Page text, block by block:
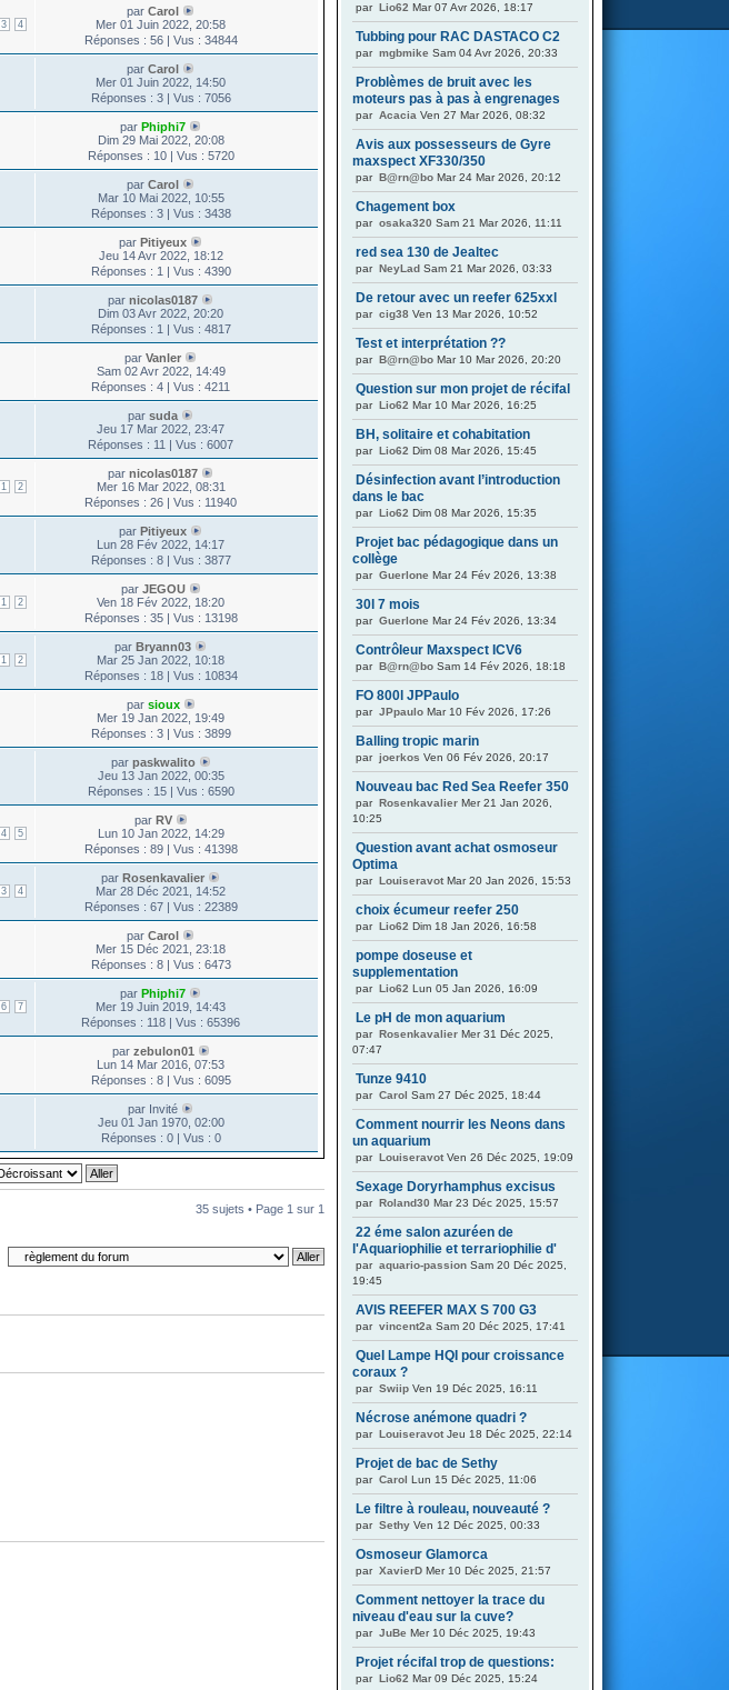
3 4
parCarol
Mer 01 Juin 2022, 20:58
Réponses : 56 | Vus : 34844
parCarol
Mer 01 Juin 2022, 14:50
Réponses : 3 | Vus : 7056
parPhiphi7
Dim 29 Mai 2022, 20:08
Réponses : 10 | Vus : 5720
parCarol
Mar 10 Mai 2022, 10:55
Réponses : 3 | Vus : 3438
parPitiyeux
Jeu 14 Avr 2022, 18:12
Réponses : 1 | Vus : 4390
parnicolas0187
Dim 03 Avr 2022, 20:20
Réponses : 1 | Vus : 4817
parVanler
Sam 02 Avr 2022, 14:49
Réponses : 4 | Vus : 4211
parsuda
Jeu 17 Mar 2022, 23:47
Réponses : 11 | Vus : 6007
1 2
parnicolas0187
Mer 16 Mar 2022, 08:31
Réponses : 26 | Vus : 11940
parPitiyeux
Lun 28 Fév 2022, 14:17
Réponses : 8 | Vus : 3877
1 2
par JEGOU
Ven 18 Fév 2022, 18:20
Réponses : 35 | Vus : 13198
1 2
parBryann03
Mar 25 Jan 2022, 10:18
Réponses : 18 | Vus : 10834
par sioux
Mer 19 Jan 2022, 19:49
Réponses : 3 | Vus : 3899
par paskwalito
Jeu 13 Jan 2022, 00:35
Réponses : 15 | Vus : 6590
4 5
par RV
Lun 10 Jan 2022, 14:29
Réponses : 89 | Vus : 41398
3 4
parRosenkavalier
Mar 28 Déc 2021, 14:52
Réponses : 67 | Vus : 22389
parCarol
Mer 15 Déc 2021, 23:18
Réponses : 8 | Vus : 6473
6 7
parPhiphi7
Mer 19 Juin 2019, 14:43
Réponses : 118 | Vus : 65396
par zebulon01
Lun 14 Mar 2016, 07:53
Réponses : 8 | Vus : 6095
par Invité
Jeu 01 Jan 1970, 02:00
Réponses : 0 | Vus : 0
35 sujets • Page 1 sur 1
par Lio62 Mar 07 Avr 2026, 18:17
Tubbing pour RAC DASTACO C2
par mgbmike Sam 04 Avr 2026, 20:33
Problèmes de bruit avec les
moteurs pas à pas à engrenages
par Acacia Ven 27 Mar 2026, 08:32
Avis aux possesseurs de Gyre
maxspect XF330/350
par B@rn@bo Mar 24 Mar 2026, 20:12
Chagement box
par osaka320 Sam 21 Mar 2026, 11:11
red sea 130 de Jealtec
par NeyLad Sam 21 Mar 2026, 03:33
De retour avec un reefer 625xxl
par cig38 Ven 13 Mar 2026, 10:52
Test et interprétation ??
par B@rn@bo Mar 10 Mar 2026, 20:20
Question sur mon projet de récifal
par Lio62 Mar 10 Mar 2026, 16:25
BH, solitaire et cohabitation
par Lio62 Dim 08 Mar 2026, 15:45
Désinfection avant l’introduction
dans le bac
par Lio62 Dim 08 Mar 2026, 15:35
Projet bac pédagogique dans un
collège
par Guerlone Mar 24 Fév 2026, 13:38
30l 7 mois
par Guerlone Mar 24 Fév 2026, 13:34
Contrôleur Maxspect ICV6
par B@rn@bo Sam 14 Fév 2026, 18:18
FO 800l JPPaulo
par JPpaulo Mar 10 Fév 2026, 17:26
Balling tropic marin
par joerkos Ven 06 Fév 2026, 20:17
Nouveau bac Red Sea Reefer 350
par Rosenkavalier Mer 21 Jan 2026,
10:25
Question avant achat osmoseur
Optima
par Louiseravot Mar 20 Jan 2026, 15:53
choix écumeur reefer 250
par Lio62 Dim 18 Jan 2026, 16:58
pompe doseuse et
supplementation
par Lio62 Lun 05 Jan 2026, 16:09
Le pH de mon aquarium
par Rosenkavalier Mer 31 Déc 2025,
07:47
Tunze 9410
par Carol Sam 27 Déc 2025, 18:44
Comment nourrir les Neons dans
un aquarium
par Louiseravot Ven 26 Déc 2025, 19:09
Sexage Doryrhamphus excisus
par Roland30 Mar 23 Déc 2025, 15:57
22 éme salon azuréen de
l'Aquariophilie et terrariophilie d'
par aquario-passion Sam 20 Déc 2025,
19:45
AVIS REEFER MAX S 700 G3
par vincent2a Sam 20 Déc 2025, 17:41
Quel Lampe HQI pour croissance
coraux ?
par Swiip Ven 19 Déc 2025, 16:11
Nécrose anémone quadri ?
par Louiseravot Jeu 18 Déc 2025, 22:14
Projet de bac de Sethy
par Carol Lun 15 Déc 2025, 11:06
Le filtre à rouleau, nouveauté ?
par Sethy Ven 12 Déc 2025, 00:33
Osmoseur Glamorca
par XavierD Mer 10 Déc 2025, 21:57
Comment nettoyer la trace du
niveau d'eau sur la cuve?
par JuBe Mer 10 Déc 2025, 19:43
Projet récifal trop de questions:
par Lio62 Mar 09 Déc 2025, 15:24